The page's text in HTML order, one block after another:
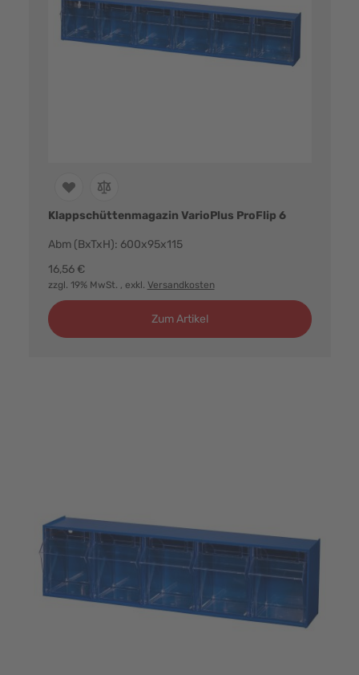
Klappschüttenmagazin VarioPlus ProFlip 6
Abm (BxTxH): 600x95x115
16,56 €
zzgl. 19% MwSt. , exkl. Versandkosten
Zum Artikel